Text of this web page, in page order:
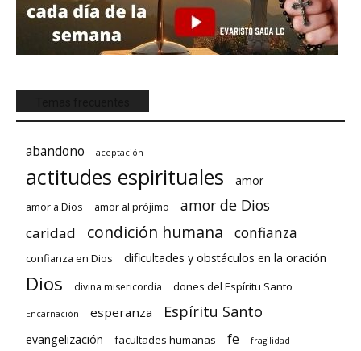
abandono aceptación
actitudes espirituales amor
amor a Dios amor al prójimo amor de Dios
caridad condición humana confianza
confianza en Dios dificultades y obstáculos en la oración
Dios divina misericordia dones del Espíritu Santo
Encarnación esperanza Espíritu Santo
evangelización facultades humanas fe fragilidad